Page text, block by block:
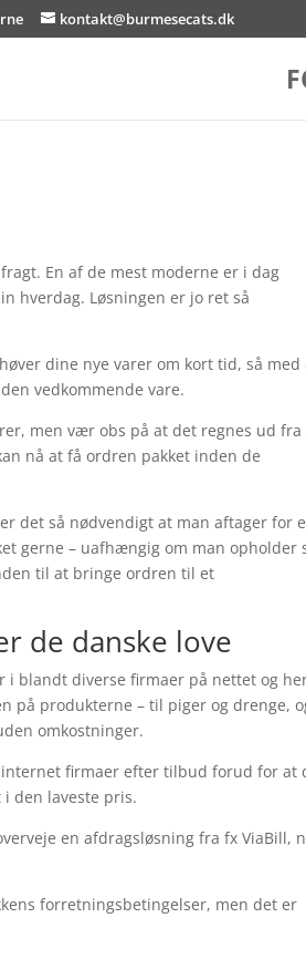
kontakt@burmesecats.dk
En af de mest moderne er i dag
hverdag. Løsningen er jo ret så
dine nye varer om kort tid, så med
vedkommende vare.
men vær obs på at det regnes ud fra
nå at få ordren pakket inden de
det så nødvendigt at man aftager for
gerne – uafhængig om man opholder
til at bringe ordren til et
de danske love
blandt diverse firmaer på nettet og
på produkterne – til piger og drenge,
omkostninger.
firmaer efter tilbud forud for at
den laveste pris.
en afdragsløsning fra fx ViaBill,
forretningsbetingelser, men det er